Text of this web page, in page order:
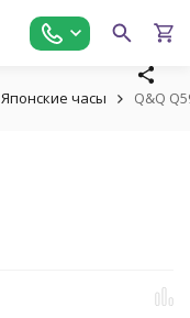
Японские часы Q&Q